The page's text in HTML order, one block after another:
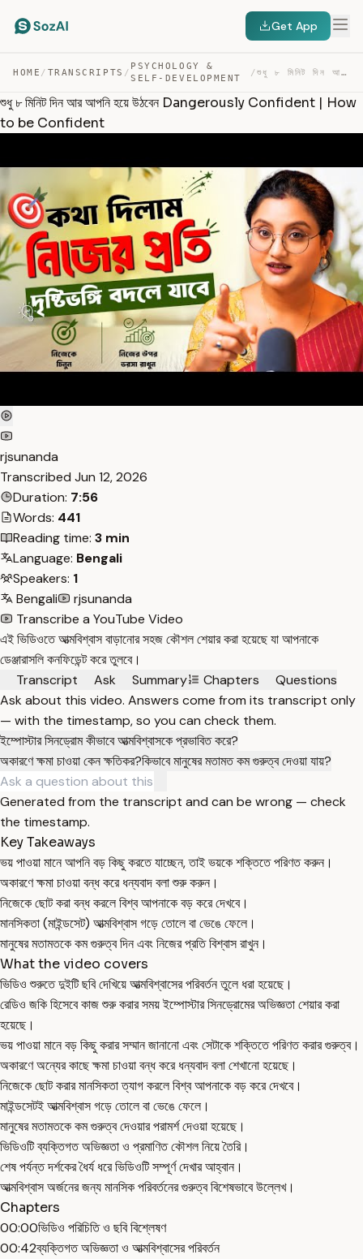
Get App
HOME / TRANSCRIPTS /
PSYCHOLOGY &
SELF-DEVELOPMENT
/ শুধু ৮ মিনিট দিন আর আপনি হয়ে উঠবেন DANGEROUSLY CONFIDEN… — TRANSCRIPT
শুধু ৮ মিনিট দিন আর আপনি হয়ে উঠবেন Dangerously Confident | How
to be Confident
rjsunanda
Transcribed Jun 12, 2026
Duration: 7:56
Words: 441
Reading time: 3 min
Language: Bengali
Speakers: 1
Bengali
rjsunanda
Transcribe a YouTube Video
এই ভিডিওতে আত্মবিশ্বাস বাড়ানোর সহজ কৌশল শেয়ার করা হয়েছে যা আপনাকে
ডেঞ্জারাসলি কনফিডেন্ট করে তুলবে।
Transcript
Ask Summary Chapters
Questions
Ask about this video. Answers come from its transcript only
— with the timestamp, so you can check them.
ইম্পোস্টার সিনড্রোম কীভাবে আত্মবিশ্বাসকে প্রভাবিত করে?
অকারণে ক্ষমা চাওয়া কেন ক্ষতিকর?কিভাবে মানুষের মতামত কম গুরুত্ব দেওয়া যায়?
Generated from the transcript and can be wrong — check
the timestamp.
Key Takeaways
ভয় পাওয়া মানে আপনি বড় কিছু করতে যাচ্ছেন, তাই ভয়কে শক্তিতে পরিণত করুন।
অকারণে ক্ষমা চাওয়া বন্ধ করে ধন্যবাদ বলা শুরু করুন।
নিজেকে ছোট করা বন্ধ করলে বিশ্ব আপনাকে বড় করে দেখবে।
মানসিকতা (মাইন্ডসেট) আত্মবিশ্বাস গড়ে তোলে বা ভেঙে ফেলে।
মানুষের মতামতকে কম গুরুত্ব দিন এবং নিজের প্রতি বিশ্বাস রাখুন।
What the video covers
ভিডিও শুরুতে দুইটি ছবি দেখিয়ে আত্মবিশ্বাসের পরিবর্তন তুলে ধরা হয়েছে।
রেডিও জকি হিসেবে কাজ শুরু করার সময় ইম্পোস্টার সিনড্রোমের অভিজ্ঞতা শেয়ার করা
হয়েছে।
ভয় পাওয়া মানে বড় কিছু করার সম্মান জানানো এবং সেটাকে শক্তিতে পরিণত করার গুরুত্ব।
অকারণে অন্যের কাছে ক্ষমা চাওয়া বন্ধ করে ধন্যবাদ বলা শেখানো হয়েছে।
নিজেকে ছোট করার মানসিকতা ত্যাগ করলে বিশ্ব আপনাকে বড় করে দেখবে।
মাইন্ডসেটই আত্মবিশ্বাস গড়ে তোলে বা ভেঙে ফেলে।
মানুষের মতামতকে কম গুরুত্ব দেওয়ার পরামর্শ দেওয়া হয়েছে।
ভিডিওটি ব্যক্তিগত অভিজ্ঞতা ও প্রমাণিত কৌশল নিয়ে তৈরি।
শেষ পর্যন্ত দর্শকের ধৈর্য ধরে ভিডিওটি সম্পূর্ণ দেখার আহ্বান।
আত্মবিশ্বাস অর্জনের জন্য মানসিক পরিবর্তনের গুরুত্ব বিশেষভাবে উল্লেখ।
Chapters
00:00ভিডিও পরিচিতি ও ছবি বিশ্লেষণ
00:42ব্যক্তিগত অভিজ্ঞতা ও আত্মবিশ্বাসের পরিবর্তন